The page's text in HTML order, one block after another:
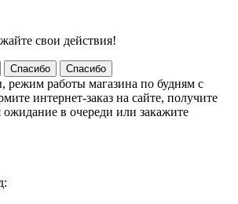
свои действия!
Спасибо Спасибо
режим работы магазина по будням с
интернет-заказ на сайте, получите
ожидание в очереди или закажите